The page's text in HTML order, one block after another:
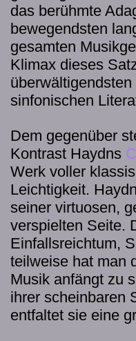
das berühmte
bewegendsten
gesamten
Klimax dieses
sinfonischen
Dem gegenüber
Kontrast Haydns
Werk voller
Leichtigkeit.
seiner virtuosen,
verspielten Seite.
Einfallsreichtum,
teilweise hat man
Musik anfängt zu
ihrer scheinbaren
entfaltet sie eine